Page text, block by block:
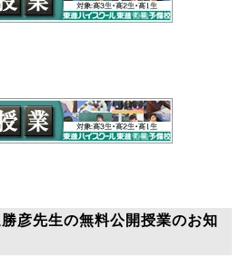
彦先生の無料公開授業のお知